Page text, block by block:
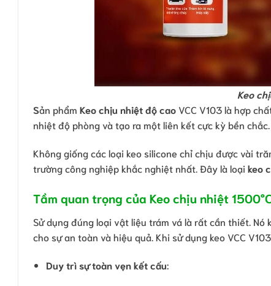
Keo
Sản phẩm Keo chịu nhiệt độ cao VCC V103 là hợp
nhiệt độ phòng và tạo ra một liên kết cực kỳ bền chắc.
Không giống các loại keo silicone chỉ chịu được vài
trường công nghiệp khắc nghiệt nhất. Đây là loại keo
Tầm quan trọng của Keo chịu nhiệt
Sử dụng đúng loại vật liệu trám vá là rất cần thiết.
cho sự an toàn và hiệu quả. Khi sử dụng keo VCC
Duy trì sự toàn vẹn kết cấu: